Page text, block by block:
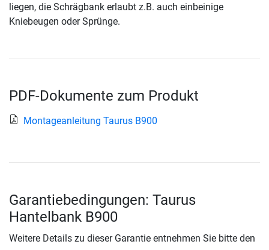
liegen, die Schrägbank erlaubt z.B. auch einbeinige
Kniebeugen oder Sprünge.
PDF-Dokumente zum Produkt
Montageanleitung Taurus B900
Garantiebedingungen: Taurus
Hantelbank B900
Weitere Details zu dieser Garantie entnehmen Sie bitte den